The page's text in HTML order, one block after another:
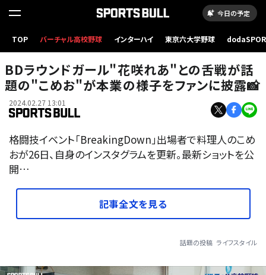
今日の予定
TOP バーチャル高校野球 インターハイ 東京六大学野球
BDラウンドガール"花咲れあ"との舌戦が話
題の"こめお"が本業の様子をファンに披露📸
2024.02.27 13:01
格闘技イベント「BreakingDown」出場者で料理人のこめ
おが26日、自身のインスタグラムを更新。最新ショットを公
開…
記事全文を見る
話題の投稿 ライフスタイル